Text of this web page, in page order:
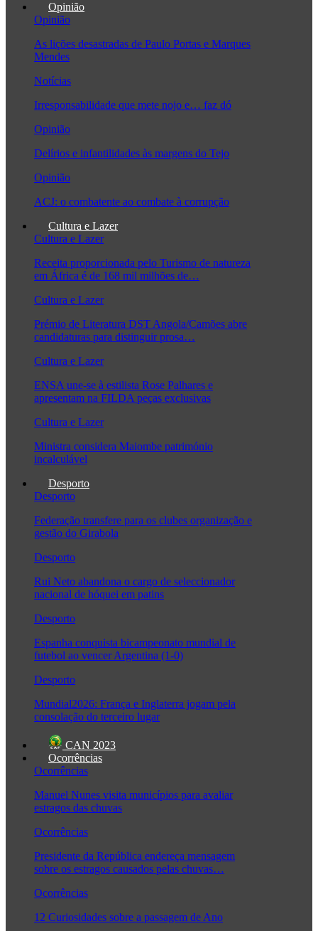
Opinião
Opinião
As lições desastradas de Paulo Portas e Marques
Mendes
Notícias
Irresponsabilidade que mete nojo e… faz dó
Opinião
Delírios e infantilidades às margens do Tejo
Opinião
ACJ: o combatente ao combate à corrupção
Cultura e Lazer
Cultura e Lazer
Receita proporcionada pelo Turismo de natureza
em África é de 168 mil milhões de…
Cultura e Lazer
Prémio de Literatura DST Angola/Camões abre
candidaturas para distinguir prosa…
Cultura e Lazer
ENSA une-se à estilista Rose Palhares e
apresentam na FILDA peças exclusivas
Cultura e Lazer
Ministra considera Maiombe património
incalculável
Desporto
Desporto
Federação transfere para os clubes organização e
gestão do Girabola
Desporto
Rui Neto abandona o cargo de seleccionador
nacional de hóquei em patins
Desporto
Espanha conquista bicampeonato mundial de
futebol ao vencer Argentina (1-0)
Desporto
Mundial2026: França e Inglaterra jogam pela
consolação do terceiro lugar
CAN 2023
Ocorrências
Ocorrências
Manuel Nunes visita municípios para avaliar
estragos das chuvas
Ocorrências
Presidente da República endereça mensagem
sobre os estragos causados pelas chuvas…
Ocorrências
12 Curiosidades sobre a passagem de Ano